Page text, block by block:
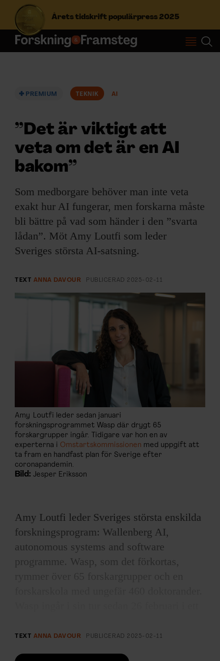
Årets tidskrift populärpress 2025
S
f
r
:
Prenumerera
Logga in
NYHETSBREV
ÄMNEN
ARKIV & E-TIDNING
LYSSNA/PODD
EVENEMANG & RESOR
SHOP
SKRIV I F&F
PRENUMERERA PÅ F&F
ANNONSERA I F&F
OM F&F
PREMIUM TEKNIK AI
”Det är viktigt att
veta om det är en AI
bakom”
Som medborgare behöver man inte veta
exakt hur AI fungerar, men forskarna måste
bli bättre på vad som händer i den ”svarta
lådan”. Möt Amy Loutfi som leder
Sveriges största AI-satsning.
TEXT ANNA DAVOUR PUBLICERAD 2025-02-11
Amy Loutfi leder sedan januari
forskningsprogrammet Wasp där drygt 65
forskargrupper ingår. Tidigare var hon en av
experterna i Omstartskommissionen med uppgift att
ta fram en handfast plan för Sverige efter
coronapandemin.
Bild: Jesper Eriksson
Amy Loutfi leder Sveriges största enskilda
forskningsprogram: Wallenberg AI,
autonomous systems and software
programme. Wasp, som det förkortas,
på AI i Finland, Danmark, Island och
TEXT ANNA DAVOUR PUBLICERAD 2025-02-11